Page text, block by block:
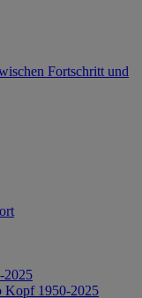
Fortschritt und
2025
Kopf 1950-2025